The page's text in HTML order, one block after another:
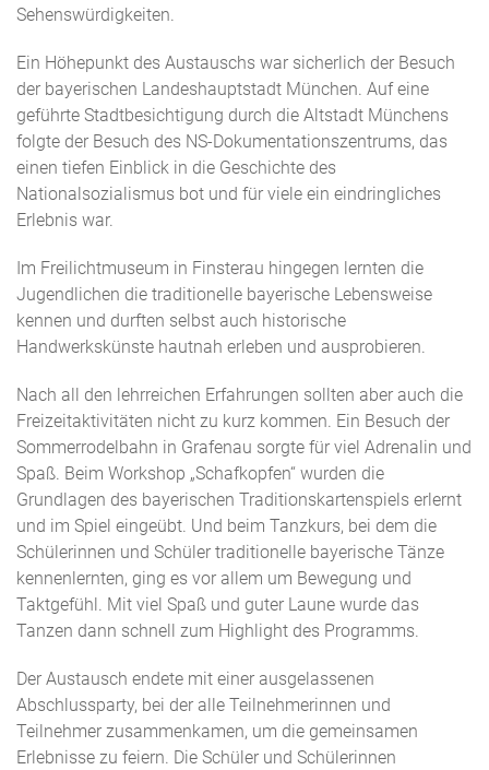
Sehenswürdigkeiten.
Ein Höhepunkt des Austauschs war sicherlich der Besuch
der bayerischen Landeshauptstadt München. Auf eine
geführte Stadtbesichtigung durch die Altstadt Münchens
folgte der Besuch des NS-Dokumentationszentrums, das
einen tiefen Einblick in die Geschichte des
Nationalsozialismus bot und für viele ein eindringliches
Erlebnis war.
Im Freilichtmuseum in Finsterau hingegen lernten die
Jugendlichen die traditionelle bayerische Lebensweise
kennen und durften selbst auch historische
Handwerkskünste hautnah erleben und ausprobieren.
Nach all den lehrreichen Erfahrungen sollten aber auch die
Freizeitaktivitäten nicht zu kurz kommen. Ein Besuch der
Sommerrodelbahn in Grafenau sorgte für viel Adrenalin und
Spaß. Beim Workshop „Schafkopfen“ wurden die
Grundlagen des bayerischen Traditionskartenspiels erlernt
und im Spiel eingeübt. Und beim Tanzkurs, bei dem die
Schülerinnen und Schüler traditionelle bayerische Tänze
kennenlernten, ging es vor allem um Bewegung und
Taktgefühl. Mit viel Spaß und guter Laune wurde das
Tanzen dann schnell zum Highlight des Programms.
Der Austausch endete mit einer ausgelassenen
Abschlussparty, bei der alle Teilnehmerinnen und
Teilnehmer zusammenkamen, um die gemeinsamen
Erlebnisse zu feiern. Die Schüler und Schülerinnen